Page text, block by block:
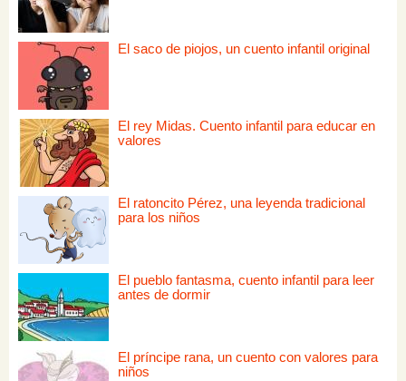
El saco de piojos, un cuento infantil original
El rey Midas. Cuento infantil para educar en
valores
El ratoncito Pérez, una leyenda tradicional
para los niños
El pueblo fantasma, cuento infantil para leer
antes de dormir
El príncipe rana, un cuento con valores para
niños